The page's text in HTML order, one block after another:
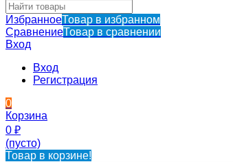
ИзбранноеТовар в избранном
СравнениеТовар в сравнении
Вход
Вход
Регистрация
0
Корзина
0 ₽
(пусто)
Товар в корзине!